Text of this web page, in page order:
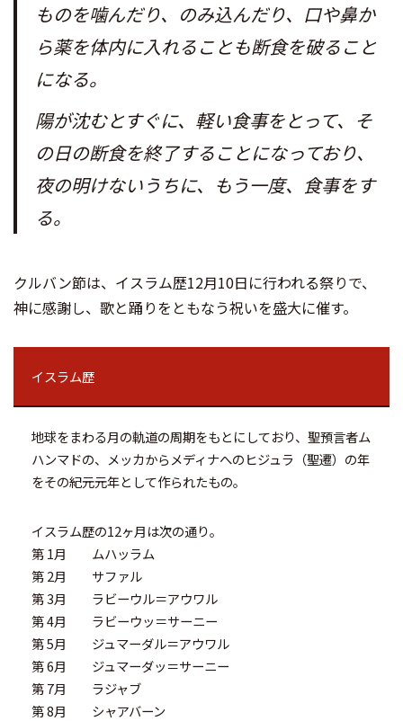
ものを噛んだり、のみ込んだり、口や鼻か
ら薬を体内に入れることも断食を破ること
になる。
陽が沈むとすぐに、軽い食事をとって、そ
の日の断食を終了することになっており、
夜の明けないうちに、もう一度、食事をす
る。
クルバン節は、イスラム歴12月10日に行われる祭りで、
神に感謝し、歌と踊りをともなう祝いを盛大に催す。
イスラム歴
地球をまわる月の軌道の周期をもとにしており、聖預言者ム
ハンマドの、メッカからメディナへのヒジュラ（聖遷）の年
をその紀元元年として作られたもの。
イスラム歴の12ヶ月は次の通り。
第 1月 ムハッラム
第 2月 サファル
第 3月 ラビーウル＝アウワル
第 4月 ラビーウッ＝サーニー
第 5月 ジュマーダル＝アウワル
第 6月 ジュマーダッ＝サーニー
第 7月 ラジャブ
第 8月 シャアバーン